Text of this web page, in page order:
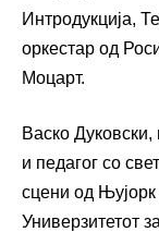
Интродукција,
оркестар од
Моцарт.
Васко Дуковски,
и педагог со
сцени од
Универзитетот